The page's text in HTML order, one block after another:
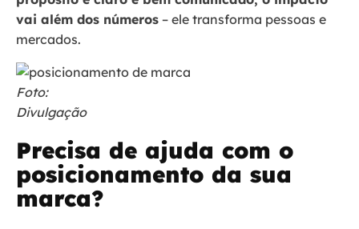
vai além dos números – ele transforma pessoas e
mercados.
Foto:
Divulgação
Precisa de ajuda com o
posicionamento da sua
marca?